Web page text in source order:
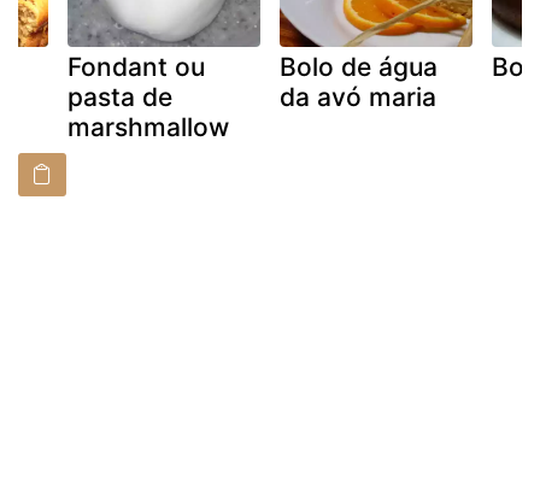
Fondant ou
pasta de
marshmallow
Bolo de água
da avó maria